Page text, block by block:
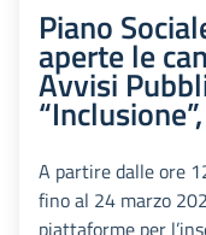
Piano
aperte le
Avvisi
A partire dalle ore
fino al 24 marzo
piattaforme per